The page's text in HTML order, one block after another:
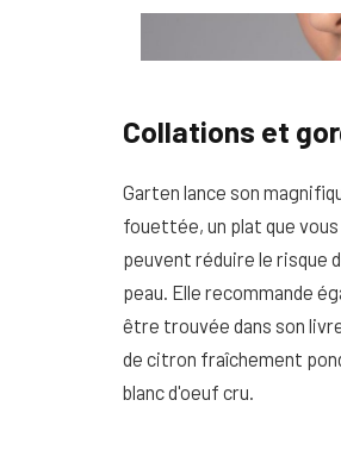
Collations et
Garten lance son
fouettée, un plat que
peuvent réduire le risque
peau. Elle recommande
être trouvée dans son
de citron fraîchement
blanc d'oeuf cru.